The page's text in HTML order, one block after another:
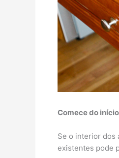
Comece do início
Se o interior dos
existentes pode